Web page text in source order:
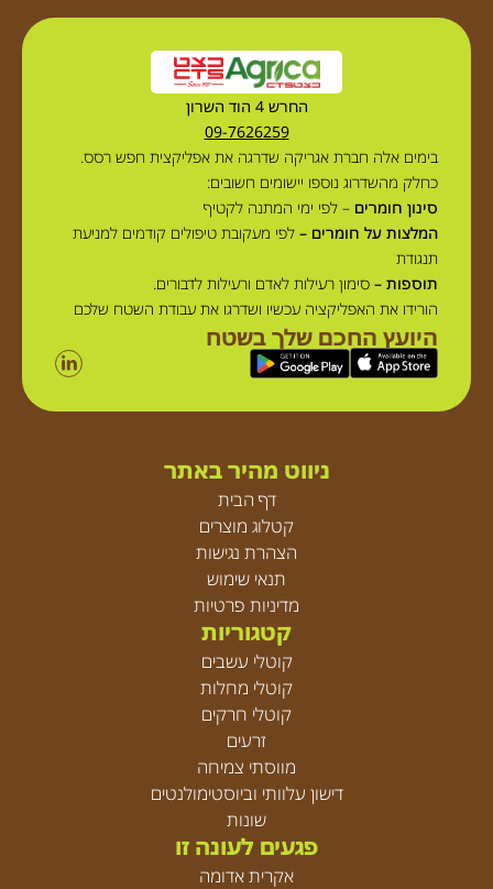
החרש 4 הוד השרון
09-7626259
בימים אלה חברת אגריקה שדרגה את אפליקצית חפש רסס.
כחלק מהשדרוג נוספו יישומים חשובים:
סינון חומרים – לפי ימי המתנה לקטיף
המלצות על חומרים – לפי מעקובת טיפולים קודמים למניעת
תנגודת
תוספות – סימון רעילות לאדם ורעילות לדבורים.
הורידו את האפליקציה עכשיו ושדרגו את עבודת השטח שלכם
היועץ החכם שלך בשטח
ניווט מהיר באתר
דף הבית
קטלוג מוצרים
הצהרת נגישות
תנאי שימוש
מדיניות פרטיות
קטגוריות
קוטלי עשבים
קוטלי מחלות
קוטלי חרקים
זרעים
מווסתי צמיחה
דישון עלוותי וביוסטימולנטים
שונות
פגעים לעונה זו
אקרית אדומה